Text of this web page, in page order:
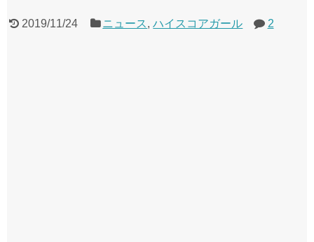
2019/11/24 ニュース,ハイスコアガール 2